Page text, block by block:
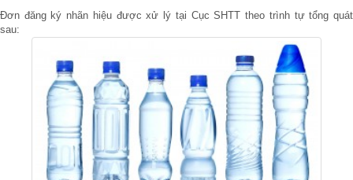
Đơn đăng ký nhãn hiệu được xử lý tại Cục SHTT theo trình tự tổng quát
sau: